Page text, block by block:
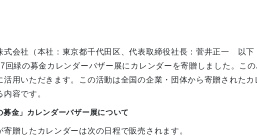
式会社（本社：東京都千代田区、代表取締役社長：菅井正一 以
回緑の募金カレンダーバザー展にカレンダーを寄贈しました。こ
活用いただきます。この活動は全国の企業・団体から寄贈された
容です。
募金」カレンダーバザー展について
寄贈したカレンダーは次の日程で販売されます。